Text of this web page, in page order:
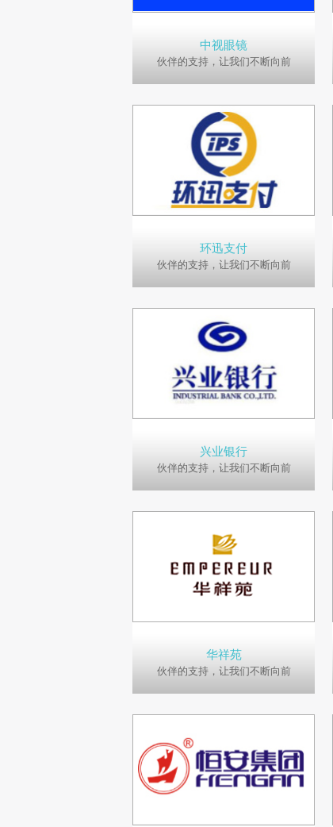
中视眼镜
伙伴的支持，让我们不断向前
环迅支付
伙伴的支持，让我们不断向前
兴业银行
伙伴的支持，让我们不断向前
华祥苑
伙伴的支持，让我们不断向前